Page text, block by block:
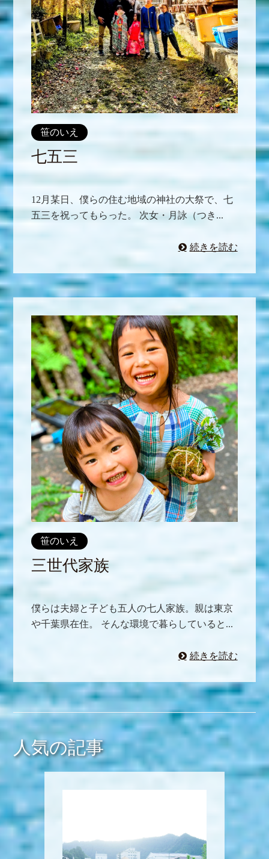
笹のいえ
七五三
12月某日、僕らの住む地域の神社の大祭で、七
五三を祝ってもらった。 次女・月詠（つき...
続きを読む
笹のいえ
三世代家族
僕らは夫婦と子ども五人の七人家族。親は東京
や千葉県在住。 そんな環境で暮らしていると...
続きを読む
人気の記事